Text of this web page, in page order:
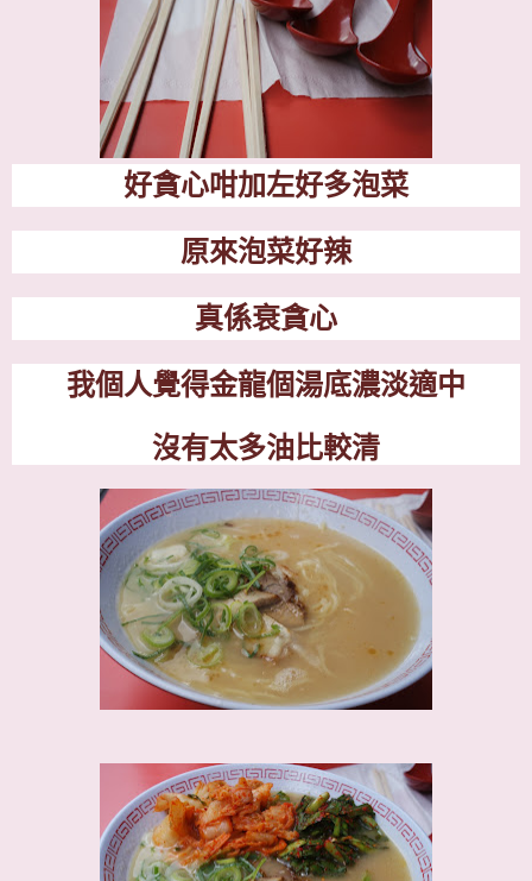
好貪心咁加左好多泡菜
原來泡菜好辣
真係衰貪心
我個人覺得金龍個湯底濃淡適中
沒有太多油比較清